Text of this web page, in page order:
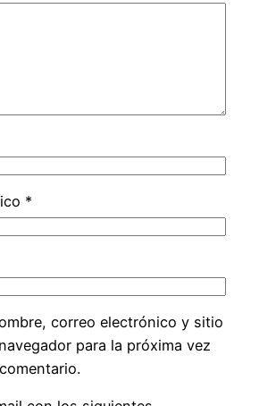
*
correo electrónico y sitio
para la próxima vez